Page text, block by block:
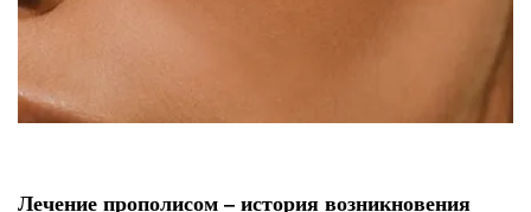
Лечение прополисом – история возникновения